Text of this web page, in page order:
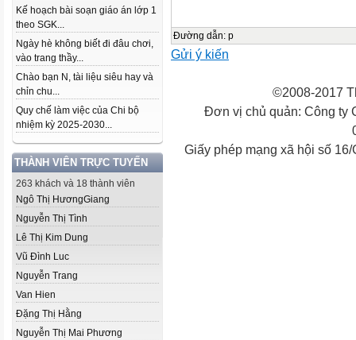
Kế hoạch bài soạn giáo án lớp 1
theo SGK...
Ngày hè không biết đi đâu chơi,
vào trang thầy...
Chào bạn N, tài liệu siêu hay và
chỉn chu...
Quy chế làm việc của Chi bộ
nhiệm kỳ 2025-2030...
THÀNH VIÊN TRỰC TUYẾN
263 khách và 18 thành viên
Ngô Thị HươngGiang
Nguyễn Thị Tình
Lê Thị Kim Dung
Vũ Đình Luc
Nguyễn Trang
Van Hien
Đặng Thị Hằng
Nguyễn Thị Mai Phương
Đường dẫn: p
Gửi ý kiến
©2008-2017
Đơn vị chủ quản: Công ty
Giấy phép mạng xã hội số